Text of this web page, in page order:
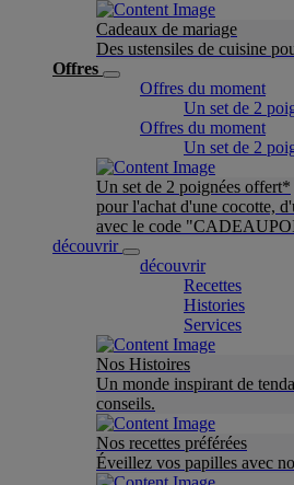
Cadeaux de mariage
Des ustensiles de cuisine
Offres
Offres du moment
Un set de 2
Offres du moment
Un set de 2
Un set de 2 poignées offert*
pour l'achat d'une cocotte,
avec le code
découvrir
découvrir
Recettes
Histories
Services
Nos Histoires
Un monde inspirant de
conseils.
Nos recettes préférées
Éveillez vos papilles avec